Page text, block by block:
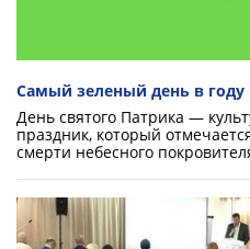
Самый зеленый день в году
День святого Патрика —
праздник, который
смерти небесного